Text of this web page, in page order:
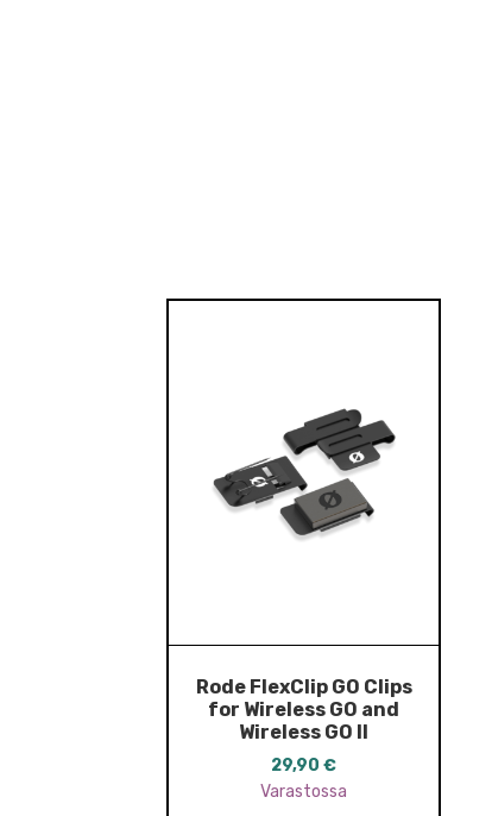
Rode FlexClip GO Clips
for Wireless GO and
Wireless GO II
29,90€
Varastossa